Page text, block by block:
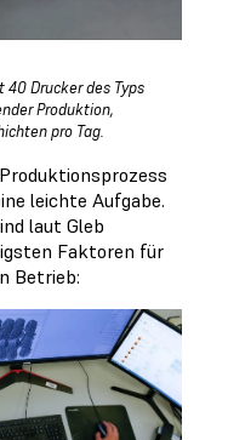
Drucker des Typs
Produktion,
pro Tag.
leichte Aufgabe.
laut Gleb
Faktoren für
Betrieb: